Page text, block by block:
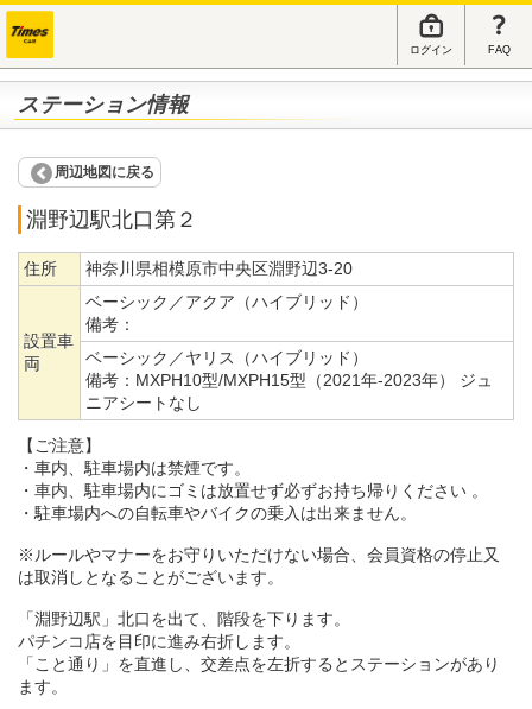
ログイン FAQ
ステーション情報
周辺地図に戻る
淵野辺駅北口第２
住所 神奈川県相模原市中央区淵野辺3-20
設置車
両
ベーシック／アクア（ハイブリッド）
備考：
ベーシック／ヤリス（ハイブリッド）
備考： MXPH10型/MXPH15型（2021年-2023年） ジュ
ニアシートなし
【ご注意】
・車内、駐車場内は禁煙です。
・車内、駐車場内にゴミは放置せず必ずお持ち帰りください 。
・駐車場内への自転車やバイクの乗入は出来ません。
※ルールやマナーをお守りいただけない場合、会員資格の停止又
は取消しとなることがございます。
「淵野辺駅」北口を出て、階段を下ります。
パチンコ店を目印に進み右折します。
「こと通り」を直進し、交差点を左折するとステーションがあり
ます。